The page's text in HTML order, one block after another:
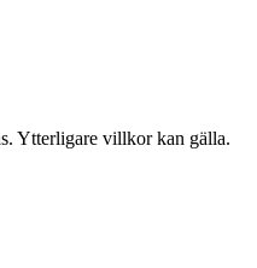
Ytterligare villkor kan gälla.